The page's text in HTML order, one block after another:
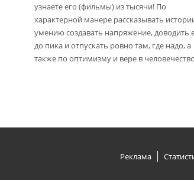
узнаете его (фильмы) из тысячи! По
характерной манере рассказывать
умению создавать напряжение, доводить
до пика и отпускать ровно там, где надо, а
также по оптимизму и вере в
Реклама